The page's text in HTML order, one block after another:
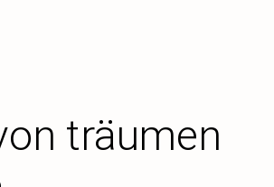
träumen